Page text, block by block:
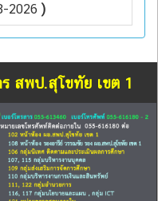
2026 )
สพป.สุโขทัย เขต 1